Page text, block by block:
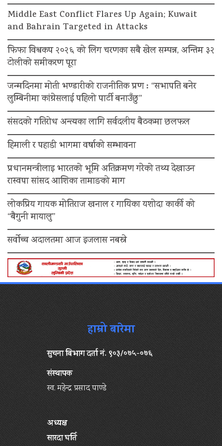
Middle East Conflict Flares Up Again; Kuwait
and Bahrain Targeted in Attacks
फिफा विश्वकप २०२६ को लिग चरणका सबै खेल सम्पन्न, अन्तिम ३२
टोलीको समीकरण पूरा
जन्मदिनमा मोती भण्डारीको राजनीतिक प्रण : “सभापति बनेर
लुम्बिनीमा कांग्रेसलाई पहिलो पार्टी बनाउँछु”
संसदको गतिरोध अन्त्यका लागि सर्वदलीय बैठकमा छलफल
हिमाली र पहाडी भागमा वर्षाको सम्भावना
प्रधानमन्त्रीलाइ भारतको भूमि अतिक्रमण गरेको तथ्य देखाउन
रास्वपा सांसद आशिका तामाङको माग
लोकप्रिय गायक मोतिराज खनाल र गायिका यशोदा कार्की को
“बैगुनी मायालु”
सर्वोच्च अदालतमा आज इजलास नबस्ने
हाम्रो बारेमा
सुचना बिभाग दर्ता नं. ९०३/०७५-०७६
संस्थापक
स्व. महेन्द्र प्रसाद पाण्डे
अध्यक्ष
सारदा घर्ति